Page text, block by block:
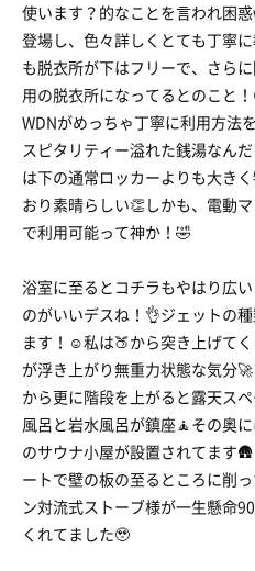
使います？的なことを言われ困
登場し、色々詳しくとても丁寧
も脱衣所が下はフリーで、さら
用の脱衣所になってるとのこと
WDNがめっちゃ丁寧に利用方法
スピタリティー溢れた銭湯なん
は下の通常ロッカーよりも大き
おり素晴らしい👏しかも、電動
で利用可能って神か！🤣
浴室に至るとコチラもやはり広
のがいいデスね！👌ジェットの
ます！☺️私は🍑から突き上げて
が浮き上がり無重力状態な気分
から更に階段を上がると露天ス
風呂と岩水風呂が鎮座🧘その奥
のサウナ小屋が設置されてます
ートで壁の板の至るところに削
ン対流式ストーブ様が一生懸命
くれてました🥹